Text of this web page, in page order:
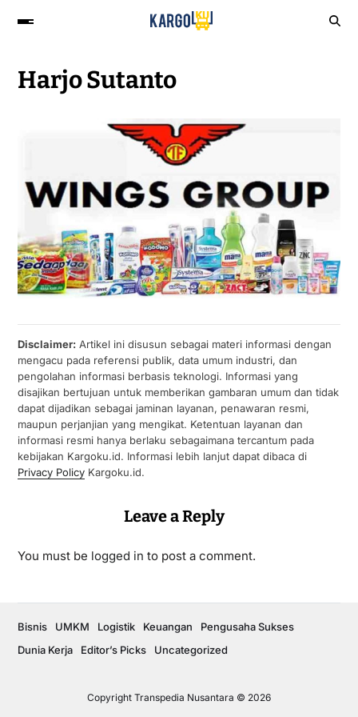
Harjo Sutanto
Disclaimer:Artikel ini disusun sebagai materi informasi dengan
mengacu pada referensi publik, data umum industri, dan
pengolahan informasi berbasis teknologi. Informasi yang
disajikan bertujuan untuk memberikan gambaran umum dan tidak
dapat dijadikan sebagai jaminan layanan, penawaran resmi,
maupun perjanjian yang mengikat. Ketentuan layanan dan
informasi resmi hanya berlaku sebagaimana tercantum pada
kebijakan Kargoku.id. Informasi lebih lanjut dapat dibaca di
Privacy PolicyKargoku.id.
Leave a Reply
You must be logged in to post a comment.
Copyright Transpedia Nusantara © 2026
Bisnis UMKM Logistik Keuangan
Pengusaha Sukses
Dunia Kerja
Editor’s Picks Uncategorized